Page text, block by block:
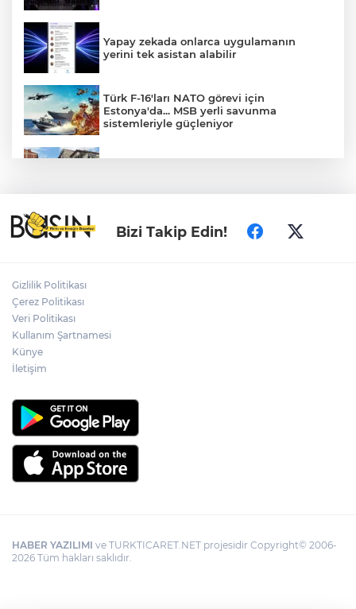
Yapay zekada onlarca uygulamanın
yerini tek asistan alabilir
Türk F-16'ları NATO görevi için
Estonya'da... MSB yerli savunma
sistemleriyle güçleniyor
Adalet Bakanı Gürlek: Behçet Oktay'ın
şüpheli ölümü yeniden kapsamlı şekilde
Bizi Takip Edin!
Gizlilik Politikası
Çerez Politikası
Veri Politikası
Kullanım Şartnamesi
Künye
İletişim
HABER YAZILIMI ve TURKTICARET.NET projesidir Copyright© 2006-
2026 Tüm hakları saklıdır.